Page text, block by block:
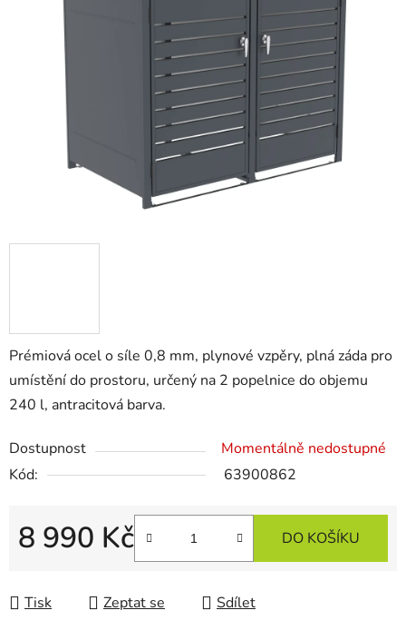
Prémiová ocel o síle 0,8 mm, plynové vzpěry, plná záda pro
umístění do prostoru, určený na 2 popelnice do objemu
240 l, antracitová barva.
Dostupnost
Momentálně nedostupné
Kód:
63900862
8 990 Kč DO KOŠÍKU
Tisk Zeptat se Sdílet
hvězdiček.